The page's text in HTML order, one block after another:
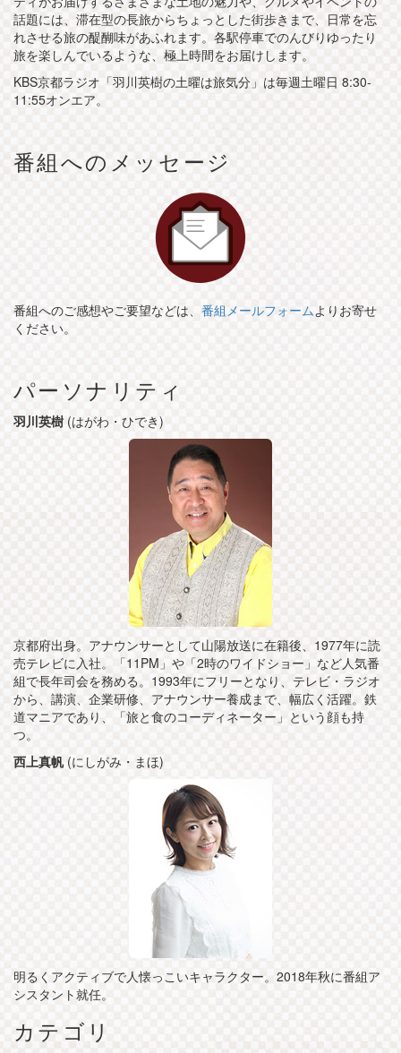
話題には、滞在型の長旅からちょっとした街歩きまで、日常を忘
れさせる旅の醍醐味があふれます。各駅停車でのんびりゆったり
旅を楽しんでいるような、極上時間をお届けします。
KBS京都ラジオ「羽川英樹の土曜は旅気分」は毎週土曜日 8:30-
11:55オンエア。
番組へのメッセージ
番組へのご感想やご要望などは、 番組メールフォームよりお寄せ
ください。
パーソナリティ
羽川英樹(はがわ・ひでき)
京都府出身。アナウンサーとして山陽放送に在籍後、1977年に読
売テレビに入社。「11PM」や「2時のワイドショー」など人気番
組で長年司会を務める。1993年にフリーとなり、テレビ・ラジオ
から、講演、企業研修、アナウンサー養成まで、幅広く活躍。鉄
道マニアであり、「旅と食のコーディネーター」という顔も持
つ。
西上真帆(にしがみ・まほ)
明るくアクティブで人懐っこいキャラクター。2018年秋に番組ア
シスタント就任。
カテゴリ